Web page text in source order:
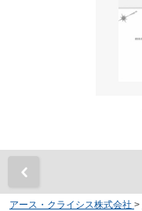
アース・クライシス株式会社 >